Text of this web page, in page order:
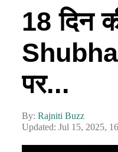
18 दिन
पर...
By: Rajniti Buzz
Updated: Jul 15, 2025,